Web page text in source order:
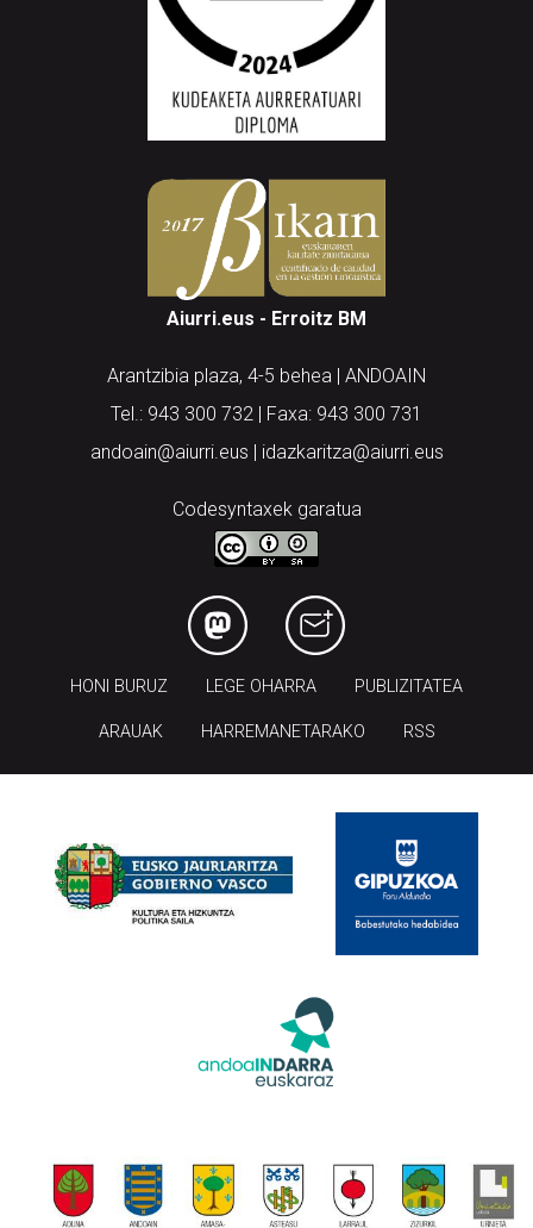
Aiurri.eus - Erroitz BM
Arantzibia plaza, 4-5 behea | ANDOAIN
Tel.: 943 300 732 | Faxa: 943 300 731
andoain@aiurri.eus | idazkaritza@aiurri.eus
Codesyntaxek garatua
HONI BURUZ LEGE OHARRA PUBLIZITATEA
ARAUAK HARREMANETARAKO RSS